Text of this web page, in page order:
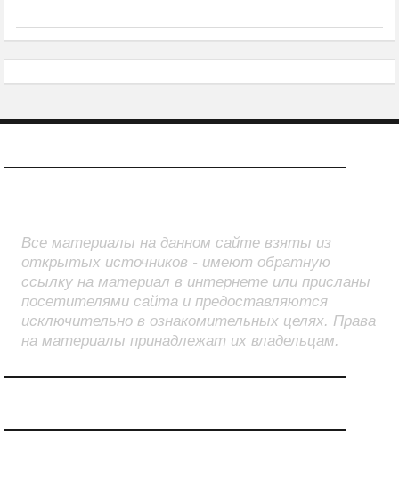
Все материалы на данном сайте взяты из
открытых источников - имеют обратную
ссылку на материал в интернете или присланы
посетителями сайта и предоставляются
исключительно в ознакомительных целях. Права
на материалы принадлежат их владельцам.